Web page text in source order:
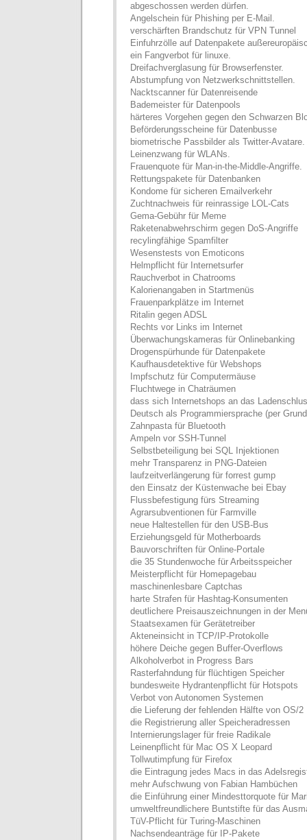
abgeschossen werden dürfen.
Angelschein für Phishing per E-Mail.
verschärften Brandschutz für VPN Tunnel
Einfuhrzölle auf Datenpakete
ein Fangverbot für linuxe.
Dreifachverglasung für Browserfenster.
Abstumpfung von Netzwerkschnittstellen.
Nacktscanner für Datenreisende
Bademeister für Datenpools
härteres Vorgehen gegen den Schwarzen
Beförderungsscheine für Datenbusse
biometrische Passbilder als Twitter-Avatare.
Leinenzwang für WLANs.
Frauenquote für Man-in-the-Middle-Angriffe.
Rettungspakete für Datenbanken
Kondome für sicheren Emailverkehr
Zuchtnachweis für reinrassige LOL-Cats
Gema-Gebühr für Meme
Raketenabwehrschirm gegen DoS-Angriffe
recylingfähige Spamfilter
Wesenstests von Emoticons
Helmpflicht für Internetsurfer
Rauchverbot in Chatrooms
Kalorienangaben in Startmenüs
Frauenparkplätze im Internet
Ritalin gegen ADSL
Rechts vor Links im Internet
Überwachungskameras für Onlinebanking
Drogenspürhunde für Datenpakete
Kaufhausdetektive für Webshops
Impfschutz für Computermäuse
Fluchtwege in Chaträumen
dass sich Internetshops an das
Deutsch als Programmiersprache (per
Zahnpasta für Bluetooth
Ampeln vor SSH-Tunnel
Selbstbeteiligung bei SQL Injektionen
mehr Transparenz in PNG-Dateien
laufzeitverlängerung für forrest gump
den Einsatz der Küstenwache bei Ebay
Flussbefestigung fürs Streaming
Agrarsubventionen für Farmville
neue Haltestellen für den USB-Bus
Erziehungsgeld für Motherboards
Bauvorschriften für Online-Portale
die 35 Stundenwoche für Arbeitsspeicher
Meisterpflicht für Homepagebau
maschinenlesbare Captchas
harte Strafen für Hashtag-Konsumenten
deutlichere Preisauszeichnungen in der
Staatsexamen für Gerätetreiber
Akteneinsicht in TCP/IP-Protokolle
höhere Deiche gegen Buffer-Overflows
Alkoholverbot in Progress Bars
Rasterfahndung für flüchtigen Speicher
bundesweite Hydrantenpflicht für Hotspots
Verbot von Autonomen Systemen
die Lieferung der fehlenden Hälfte von OS/2
die Registrierung aller Speicheradressen
Internierungslager für freie Radikale
Leinenpflicht für Mac OS X Leopard
Tollwutimpfung für Firefox
die Eintragung jedes Macs in das
mehr Aufschwung von Fabian Hambüchen
die Einführung einer Mindesttorquote für
umweltfreundlichere Buntstifte für das
TüV-Pflicht für Turing-Maschinen
Nachsendeanträge für IP-Pakete